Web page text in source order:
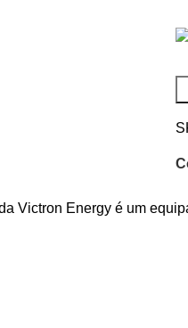
Victron Energy é um